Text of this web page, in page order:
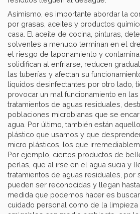
Asimismo, es importante abordar la
por grasas, aceites y productos
casa. El aceite de cocina, pinturas,
solventes a menudo terminan en el
el riesgo de taponamiento y
solidifican al enfriarse, reducen
las tuberías y afectan su
líquidos desinfectantes por otro lado,
provocar un mal funcionamiento en
tratamientos de aguas residuales,
poblaciones microbianas que se
agua. Por último, también están
plástico que usamos y que
micro plásticos, los que
Por ejemplo, ciertos productos de
perlas, que al irse en el agua sucia y
tratamientos de aguas residuales, por
pueden ser reconocidas y llegan
medida que podemos hacer es
cuidado personal como de la